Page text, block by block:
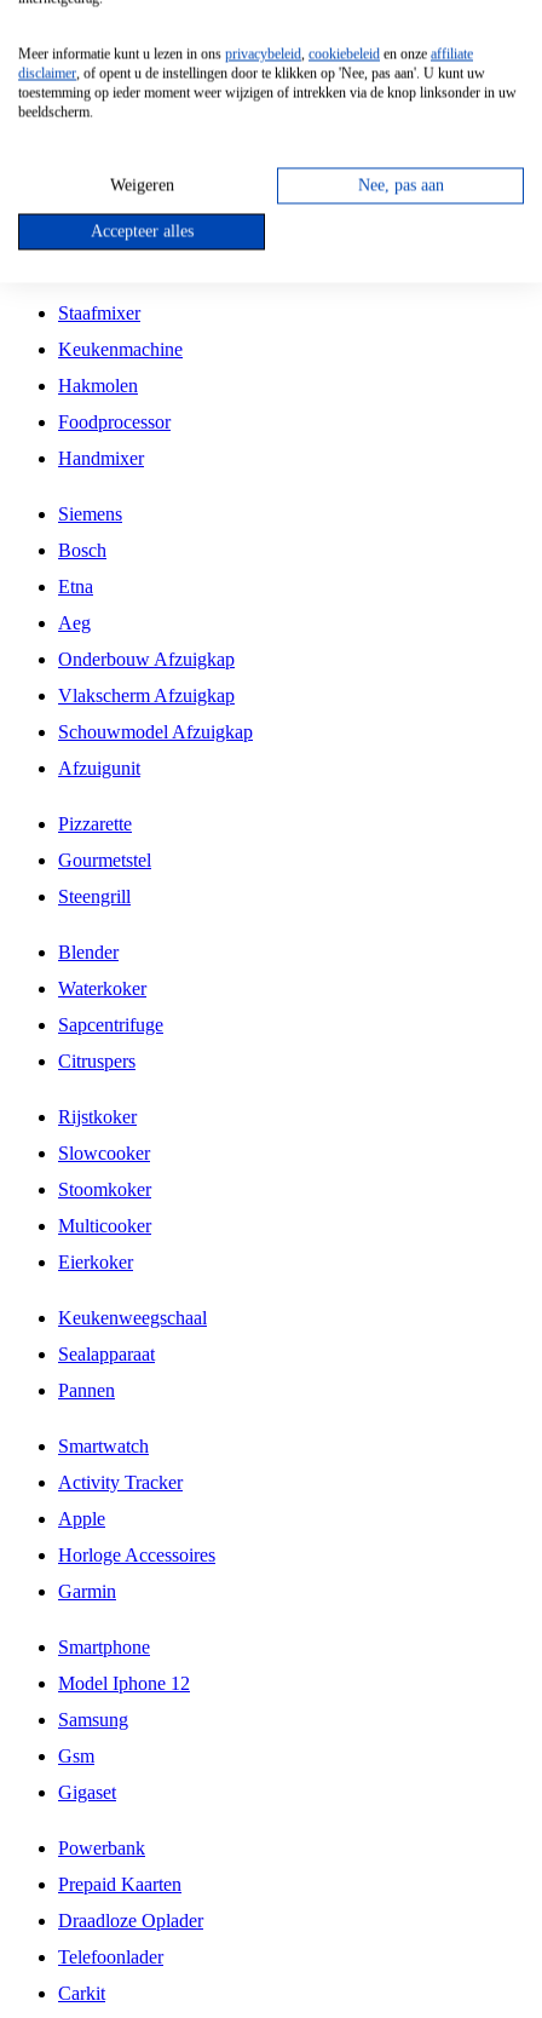
Vrijstaande Magnetron
Vrijstaande Kookplaat
Inbouw Gaskookplaat
Inbouw Keramische Kookplaat
Kookplaat Accessoires
Staafmixer
Keukenmachine
Hakmolen
Foodprocessor
Handmixer
Siemens
Bosch
Etna
Aeg
Onderbouw Afzuigkap
Vlakscherm Afzuigkap
Schouwmodel Afzuigkap
Afzuigunit
Pizzarette
Gourmetstel
Steengrill
Blender
Waterkoker
Sapcentrifuge
Citruspers
Rijstkoker
Slowcooker
Stoomkoker
Multicooker
Eierkoker
Keukenweegschaal
Sealapparaat
Pannen
Smartwatch
Activity Tracker
Apple
Horloge Accessoires
Garmin
Smartphone
Model Iphone 12
Samsung
Gsm
Gigaset
Powerbank
Prepaid Kaarten
Draadloze Oplader
Telefoonlader
Carkit
Meer informatie kunt u lezen in ons privacybeleid, cookiebeleid en onze affiliate
disclaimer, of opent u de instellingen door te klikken op 'Nee, pas aan'. U kunt uw
toestemming op ieder moment weer wijzigen of intrekken via de knop linksonder in uw
beeldscherm.
Weigeren Nee, pas aan
Accepteer alles